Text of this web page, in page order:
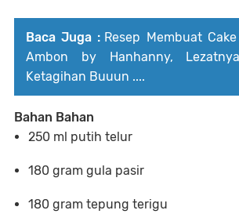
Baca Juga : Resep Membuat
Ambon by Hanhanny,
Ketagihan Buuun ....
Bahan Bahan
250 ml putih telur
180 gram gula pasir
180 gram tepung terigu